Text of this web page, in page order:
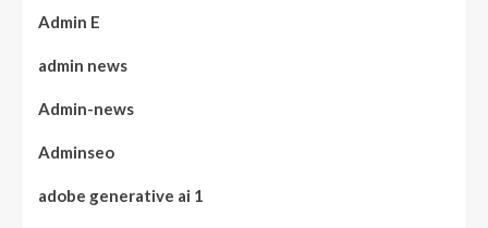
Admin E
admin news
Admin-news
Adminseo
adobe generative ai 1